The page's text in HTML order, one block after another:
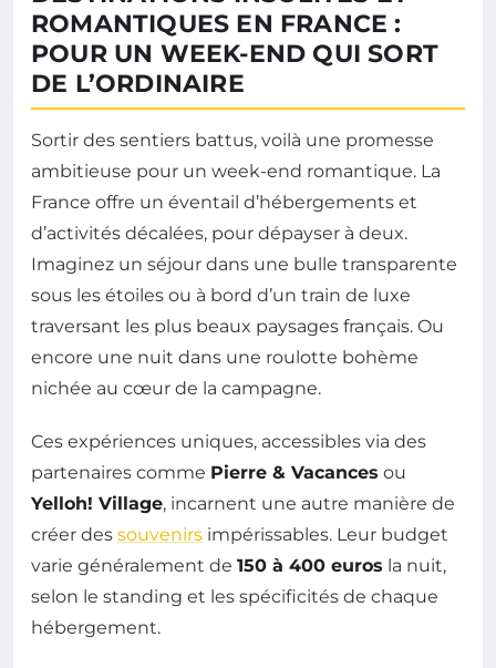
ROMANTIQUES EN FRANCE :
POUR UN WEEK-END QUI SORT
DE L’ORDINAIRE
Sortir des sentiers battus, voilà une promesse
ambitieuse pour un week-end romantique. La
France offre un éventail d’hébergements et
d’activités décalées, pour dépayser à deux.
Imaginez un séjour dans une bulle transparente
sous les étoiles ou à bord d’un train de luxe
traversant les plus beaux paysages français. Ou
encore une nuit dans une roulotte bohème
nichée au cœur de la campagne.
Ces expériences uniques, accessibles via des
partenaires comme Pierre & Vacances ou
Yelloh! Village, incarnent une autre manière de
créer des souvenirs impérissables. Leur budget
varie généralement de 150 à 400 euros la nuit,
selon le standing et les spécificités de chaque
hébergement.